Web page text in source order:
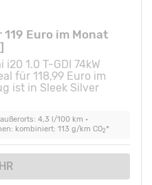
Euro im Monat
1.0 T-GDI 74kW
für 118,99 Euro im
ist in Sleek Silver
4,3 l/100 km •
kombiniert: 113 g/km CO2*